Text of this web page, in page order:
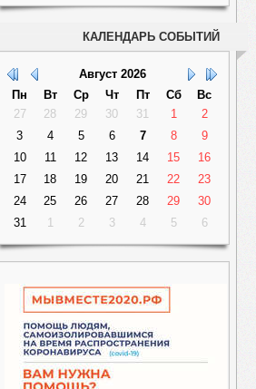
КАЛЕНДАРЬ СОБЫТИЙ
Август 2026
Пн
Вт Ср Чт Пт Сб
Вс
27
28 29 30 31 1
2
3
4 5 6 7 8
9
10
11 12 13 14 15
16
17
18 19 20 21 22
23
24
25 26 27 28 29
30
31
1 2 3 4 5 6